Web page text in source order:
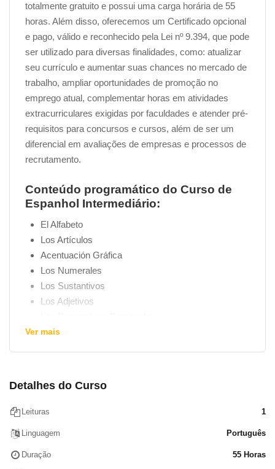
totalmente gratuito e possui uma carga horária de 55
horas. Além disso, oferecemos um Certificado opcional
e pago, válido e reconhecido pela Lei nº 9.394, que pode
ser utilizado para diversas finalidades, como: atualizar
seu currículo e aumentar suas chances no mercado de
trabalho, ampliar oportunidades de promoção no
emprego atual, complementar horas em atividades
extracurriculares exigidas por faculdades e atender pré-
requisitos para concursos e cursos, além de ser um
diferencial em avaliações de empresas e processos de
recrutamento.
Conteúdo programático do Curso de
Espanhol Intermediário:
El Alfabeto
Los Artículos
Acentuación Gráfica
Los Numerales
Los Sustantivos
Los Adjetivos
Pronombre Personal Complemento
Las Preposiciones
Los Verbos
Las Conjunciones
Ver mais
Detalhes do Curso
Leituras 1
Linguagem Português
Duração 55 Horas